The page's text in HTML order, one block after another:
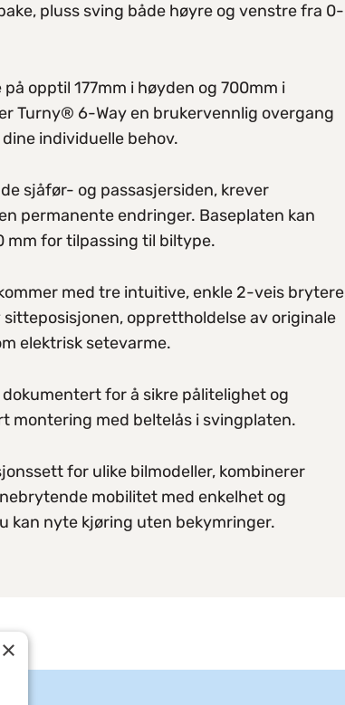
pluss sving både høyre og venstre fra 0-
på opptil 177mm i høyden og 700mm i
Turny® 6-Way en brukervennlig overgang
individuelle behov.
sjåfør- og passasjersiden, krever
permanente endringer. Baseplaten kan
mm for tilpassing til biltype.
med tre intuitive, enkle 2-veis brytere
opprettholdelse av originale
elektrisk setevarme.
for å sikre pålitelighet og
montering med beltelås i svingplaten.
for ulike bilmodeller, kombinerer
mobilitet med enkelhet og
kan nyte kjøring uten bekymringer.
×